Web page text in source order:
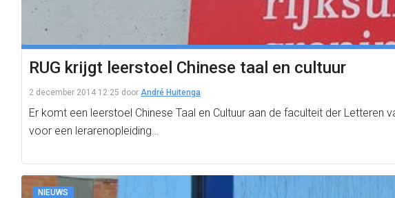
RUG krijgt leerstoel Chinese taal en cultuur
2 december 2014 12:25 door André Huitenga
Er komt een leerstoel Chinese Taal en Cultuur aan de faculteit der
voor een lerarenopleiding…
NIEUWS